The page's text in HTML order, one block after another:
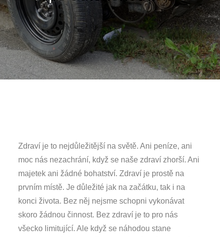
Zdraví je to nejdůležitější na světě. Ani peníze, ani
moc nás nezachrání, když se naše zdraví zhorší. Ani
majetek ani žádné bohatství. Zdraví je prostě na
prvním místě. Je důležité jak na začátku, tak i na
konci života. Bez něj nejsme schopni vykonávat
skoro žádnou činnost. Bez zdraví je to pro nás
všecko limitující. Ale když se náhodou stane